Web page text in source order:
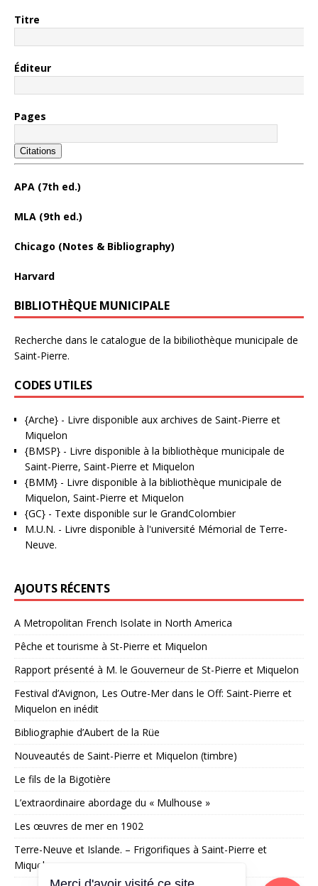
Titre
Éditeur
Pages
Citations
APA (7th ed.)
MLA (9th ed.)
Chicago (Notes & Bibliography)
Harvard
BIBLIOTHÈQUE MUNICIPALE
Recherche dans le catalogue de la bibiliothèque municipale de
Saint-Pierre.
CODES UTILES
{Arche} - Livre disponible aux archives de Saint-Pierre et
Miquelon
{BMSP} - Livre disponible à la bibliothèque municipale de
Saint-Pierre, Saint-Pierre et Miquelon
{BMM} - Livre disponible à la bibliothèque municipale de
Miquelon, Saint-Pierre et Miquelon
{GC} - Texte disponible sur le GrandColombier
M.U.N. - Livre disponible à l'université Mémorial de Terre-
Neuve.
AJOUTS RÉCENTS
A Metropolitan French Isolate in North America
Pêche et tourisme à St-Pierre et Miquelon
Rapport présenté à M. le Gouverneur de St-Pierre et Miquelon
Festival d’Avignon, Les Outre-Mer dans le Off: Saint-Pierre et
Miquelon en inédit
Bibliographie d’Aubert de la Rüe
Nouveautés de Saint-Pierre et Miquelon (timbre)
Le fils de la Bigotière
L’extraordinaire abordage du « Mulhouse »
Les œuvres de mer en 1902
Terre-Neuve et Islande. – Frigorifiques à Saint-Pierre et
Miquelon